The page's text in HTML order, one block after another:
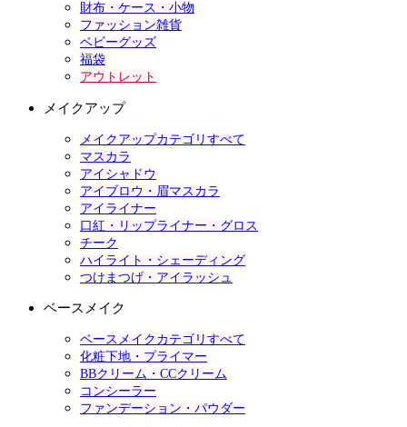
財布・ケース・小物
ファッション雑貨
ベビーグッズ
福袋
アウトレット
メイクアップ
メイクアップカテゴリすべて
マスカラ
アイシャドウ
アイブロウ・眉マスカラ
アイライナー
口紅・リップライナー・グロス
チーク
ハイライト・シェーディング
つけまつげ・アイラッシュ
ベースメイク
ベースメイクカテゴリすべて
化粧下地・プライマー
BBクリーム・CCクリーム
コンシーラー
ファンデーション・パウダー